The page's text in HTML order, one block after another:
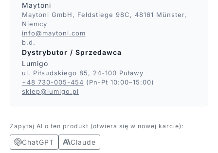
Maytoni
Maytoni GmbH, Feldstiege 98C, 48161 Münster,
Niemcy
info@maytoni.com
b.d.
Dystrybutor / Sprzedawca
Lumigo
ul. Piłsudskiego 85, 24-100 Puławy
+48 730-005-454 (Pn-Pt 10:00–15:00)
sklep@lumigo.pl
Zapytaj AI o ten produkt (otwiera się w nowej karcie):
ChatGPT Claude